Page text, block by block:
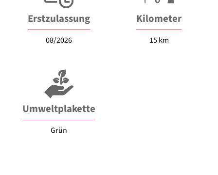
Erstzulassung
08/2026
Kilometer
15 km
Umweltplakette
Grün